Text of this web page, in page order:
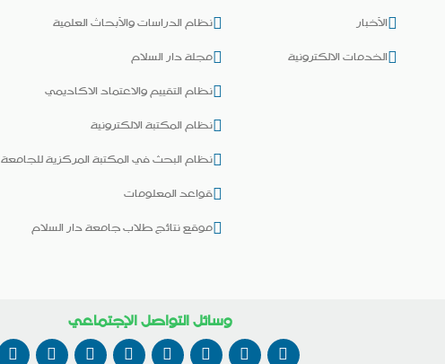
الأخبار
الخدمات الالكترونية
نظام الدراسات والأبحاث العلمية
مجلة دار السلام
نظام التقييم والاعتماد الاكاديمي
نظام المكتبة الالكترونية
نظام البحث في المكتبة المركزية للجامعة
قواعد المعلومات
موقع نتائج طلاب جامعة دار السلام
وسائل التواصل الإجتماعي